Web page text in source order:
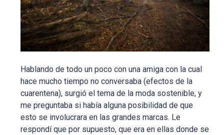
Hablando de todo un poco con una amiga con la cual
hace mucho tiempo no conversaba (efectos de la
cuarentena), surgió el tema de la moda sostenible, y
me preguntaba si había alguna posibilidad de que
esto se involucrara en las grandes marcas. Le
respondí que por supuesto, que era en ellas donde se